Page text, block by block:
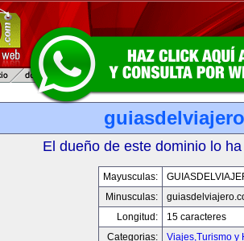
El dueño de este dominio lo
Mayusculas:
Minusculas:
Longitud:
15 caracteres
Categorias:
Viajes,Turismo y